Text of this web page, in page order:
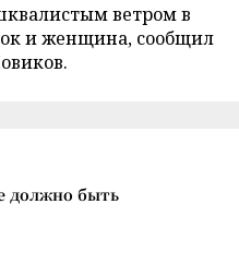
ветром в
и женщина, сообщил
должно быть